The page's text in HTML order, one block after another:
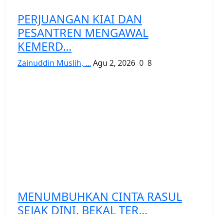
PERJUANGAN KIAI DAN
PESANTREN MENGAWAL
KEMERD...
Zainuddin Muslih, ... Agu 2, 2026 0 8
MENUMBUHKAN CINTA RASUL
SEJAK DINI, BEKAL TER...